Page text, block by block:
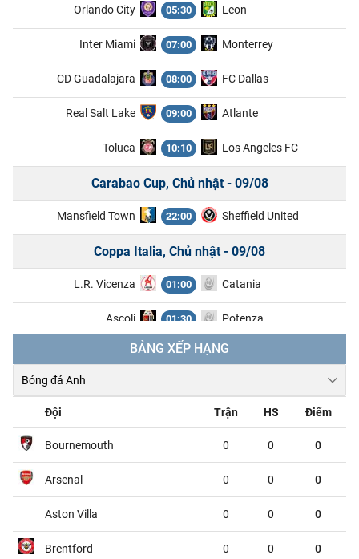
Orlando City 05:30 Leon
Inter Miami 07:00 Monterrey
CD Guadalajara 08:00 FC Dallas
Real Salt Lake 09:00 Atlante
Toluca 10:10 Los Angeles FC
Carabao Cup, Chủ nhật - 09/08
Mansfield Town 22:00 Sheffield United
Coppa Italia, Chủ nhật - 09/08
L.R. Vicenza 01:00 Catania
Ascoli 01:30 Potenza
Ligue 2, Chủ nhật - 09/08
Clermont Foot 63 Reims
BẢNG XẾP HẠNG
Đội Trận HS Điểm
Bournemouth 0 0 0
Arsenal 0 0 0
Aston Villa 0 0 0
Brentford 0 0 0